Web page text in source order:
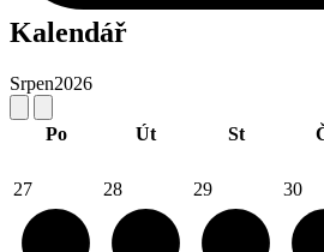
Kalendář
Srpen2026
Po Út St
27 28 29 30